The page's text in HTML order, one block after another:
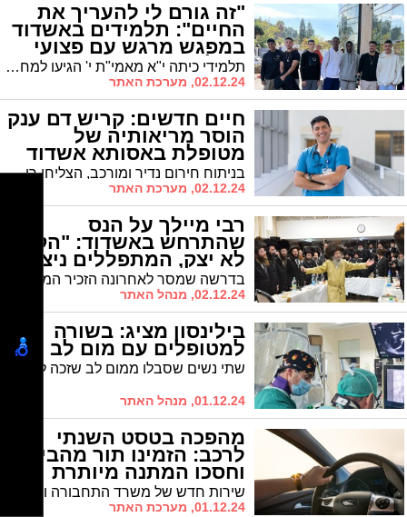
"זה גורם לי להעריך את
החיים": תלמידים באשדוד
במפגש מרגש עם פצועי
המלחמה תלמידי כיתה י"א מאמי"ת י' הגיעו למחלקת השיקום בתל השומר, שם שמעו מהלוחמים הפצועים על קרבות המלחמה והשיקום; "חזרנו עם מוטיבציה גבוהה לשירות משמעותי"
02.12.24, מערכת האתר
חיים חדשים: קריש דם ענק
הוסר מריאותיה של
מטופלת באסותא אשדוד
(וידאו) בניתוח חירום נדיר ומורכב, הצליחו רופאי בית החולים להציל את חייה של אישה בת 60 באמצעות טכנולוגיה חדשנית לשאיבת קרישי דם
02.12.24, מערכת האתר
רבי מיילך על הנס
שהתרחש באשדוד: "הקבלן
לא יצק, המתפללים ניצלו"
(וידאו)
02.12.24, מנהל האתר
בילינסון מציג: בשורה
למטופלים עם מום לב נפוץ
01.12.24, מנהל האתר
מהפכה בטסט השנתי
לרכב: הזמינו תור מהבית
וחסכו המתנה מיותרת
01.12.24, מערכת האתר